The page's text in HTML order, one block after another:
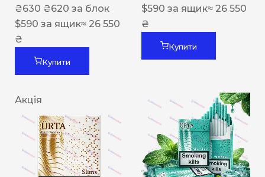
₴630 ₴620 за блок
$590 за ящик≈ 26 550
₴
Купити
$590 за ящик≈ 26 550
₴
Купити
Акція